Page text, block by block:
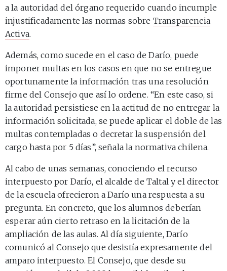
a la autoridad del órgano requerido cuando incumple
injustificadamente las normas sobre Transparencia
Activa.
Además, como sucede en el caso de Darío, puede
imponer multas en los casos en que no se entregue
oportunamente la información tras una resolución
firme del Consejo que así lo ordene. “En este caso, si
la autoridad persistiese en la actitud de no entregar la
información solicitada, se puede aplicar el doble de las
multas contempladas o decretar la suspensión del
cargo hasta por 5 días”, señala la normativa chilena.
Al cabo de unas semanas, conociendo el recurso
interpuesto por Darío, el alcalde de Taltal y el director
de la escuela ofrecieron a Darío una respuesta a su
pregunta. En concreto, que los alumnos deberían
esperar aún cierto retraso en la licitación de la
ampliación de las aulas. Al día siguiente, Darío
comunicó al Consejo que desistía expresamente del
amparo interpuesto. El Consejo, que desde su